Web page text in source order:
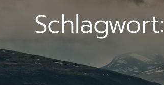
Schlagwort: